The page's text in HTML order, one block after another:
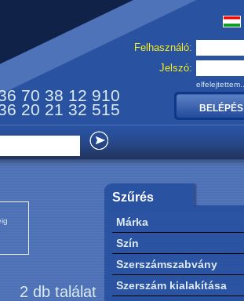
70 38 12 910
20 21 32 515
Felhasználó:
Jelszó:
elfelejtettem...
2 db találat
Szűrés
Márka
Szín
Szerszámszabvány
Szerszám kialakítása